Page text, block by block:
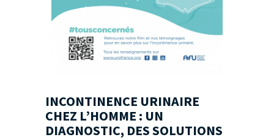
INCONTINENCE URINAIRE
CHEZ L’HOMME : UN
DIAGNOSTIC, DES SOLUTIONS